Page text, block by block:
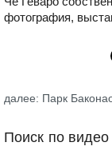
фотография,
далее: Парк
Поиск по видео